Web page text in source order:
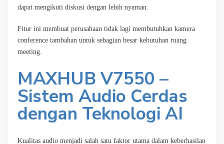
dapat mengikuti diskusi dengan lebih nyaman.
Fitur ini membuat perusahaan tidak lagi membutuhkan kamera
conference tambahan untuk sebagian besar kebutuhan ruang
meeting.
MAXHUB V7550 –
Sistem Audio Cerdas
dengan Teknologi AI
Kualitas audio menjadi salah satu faktor utama dalam keberhasilan